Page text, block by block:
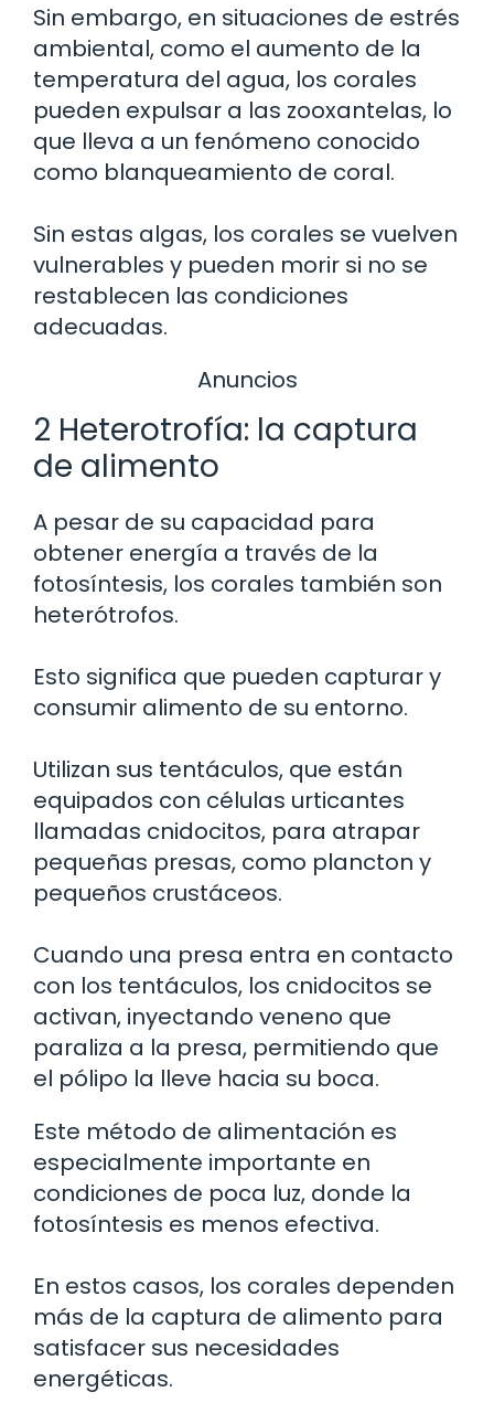
Sin embargo, en situaciones de estrés
ambiental, como el aumento de la
temperatura del agua, los corales
pueden expulsar a las zooxantelas, lo
que lleva a un fenómeno conocido
como blanqueamiento de coral.
Sin estas algas, los corales se vuelven
vulnerables y pueden morir si no se
restablecen las condiciones
adecuadas.
Anuncios
2 Heterotrofía: la captura
de alimento
A pesar de su capacidad para
obtener energía a través de la
fotosíntesis, los corales también son
heterótrofos.
Esto significa que pueden capturar y
consumir alimento de su entorno.
Utilizan sus tentáculos, que están
equipados con células urticantes
llamadas cnidocitos, para atrapar
pequeñas presas, como plancton y
pequeños crustáceos.
Cuando una presa entra en contacto
con los tentáculos, los cnidocitos se
activan, inyectando veneno que
paraliza a la presa, permitiendo que
el pólipo la lleve hacia su boca.
Este método de alimentación es
especialmente importante en
condiciones de poca luz, donde la
fotosíntesis es menos efectiva.
En estos casos, los corales dependen
más de la captura de alimento para
satisfacer sus necesidades
energéticas.